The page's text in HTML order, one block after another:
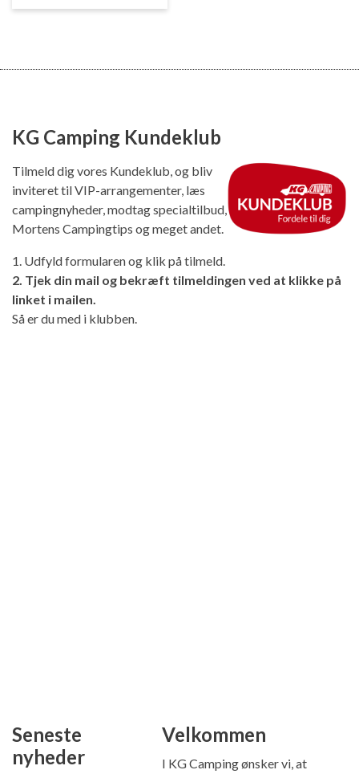
KG Camping Kundeklub
Tilmeld dig vores Kundeklub, og bliv
inviteret til VIP-arrangementer, læs
campingnyheder, modtag specialtilbud,
Mortens Campingtips og meget andet.
1. Udfyld formularen og klik på tilmeld.
2. Tjek din mail og bekræft tilmeldingen ved at klikke på
linket i mailen.
Så er du med i klubben.
Seneste
nyheder
Velkommen
I KG Camping ønsker vi, at